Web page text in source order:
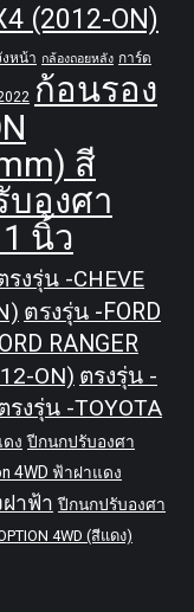
(2012-ON)
งหน้า กล้องถอยหลัง การ์ด
ก้อนรอง
สี
บองศา
นิ้ว
รงรุ่น -CHEVE
ตรงรุ่น -FORD
RANGER
ON) ตรงรุ่น -
รงรุ่น -TOYOTA
ง ปีกนกปรับองศา
4WD ฟ้าฝาแดง
าฟ้า ปีกนกปรับองศา
4WD (สีแดง)